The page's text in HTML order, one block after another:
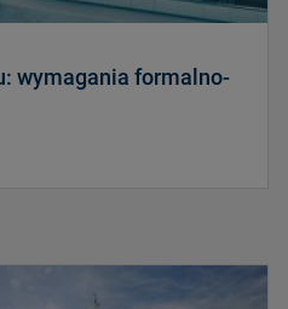
wymagania formalno-